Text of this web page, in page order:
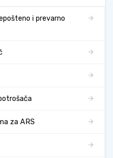
i prevarno
za ARS